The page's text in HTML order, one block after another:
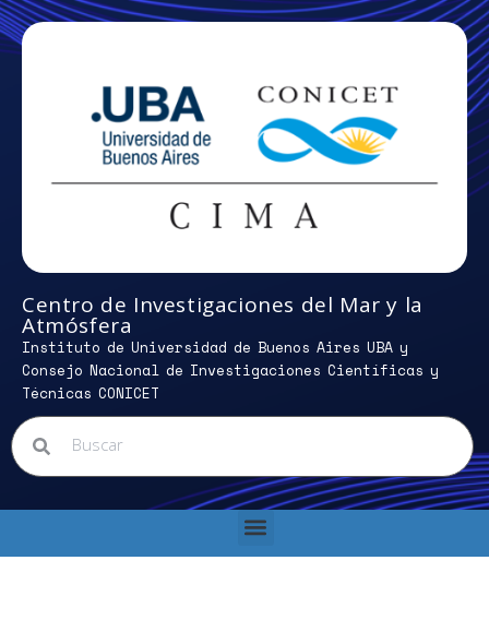
Centro de Investigaciones del Mar y la
Atmósfera
Instituto de Universidad de Buenos Aires UBA y
Consejo Nacional de Investigaciones Científicas y
Técnicas CONICET